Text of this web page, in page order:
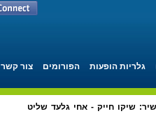
גלריות הופעות הפורומים צור קשר
שיקו חייק - אחי גלעד שליט